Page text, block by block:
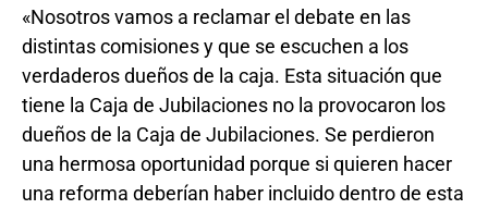
«Nosotros vamos a reclamar el debate en las
distintas comisiones y que se escuchen a los
verdaderos dueños de la caja. Esta situación que
tiene la Caja de Jubilaciones no la provocaron los
dueños de la Caja de Jubilaciones. Se perdieron
una hermosa oportunidad porque si quieren hacer
una reforma deberían haber incluido dentro de esta